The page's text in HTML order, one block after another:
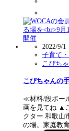
2022/9/1
子育て
こぴち
こぴちゃんの
≪材料/段ボー
画を見てね ▲
クター 和歌山
の場。家庭教